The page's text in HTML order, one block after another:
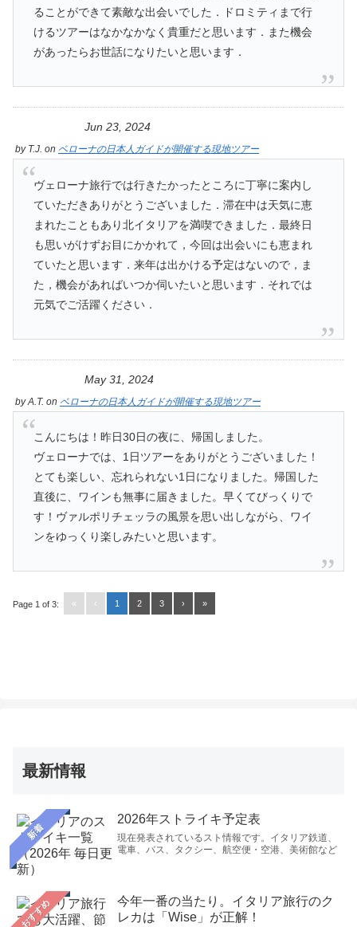
ることができて素敵な出会いでした．ドロミティまで行
けるツアーはなかなかなく貴重だと思います．また機会
があったらお世話になりたいと思います．
Jun 23, 2024
by T.J. on ベローナの日本人ガイドが開催する現地ツアー
ヴェローナ旅行では行きたかったところに丁寧に案内し
ていただきありがとうございました．滞在中は天気に恵
まれたこともあり北イタリアを満喫できました．最終日
も思いがけずお目にかかれて，今回は出会いにも恵まれ
ていたと思います．来年は出かける予定はないので，ま
た，機会があればいつか伺いたいと思います．それでは
元気でご活躍ください．
May 31, 2024
byA.T. on ベローナの日本人ガイドが開催する現地ツアー
こんにちは！昨日30日の夜に、帰国しました。
ヴェローナでは、1日ツアーをありがとうございました！
とても楽しい、忘れられない1日になりました。帰国した
直後に、ワインも無事に届きました。早くてびっくりで
す！ヴァルポリチェッラの風景を思い出しながら、ワイ
ンをゆっくり楽しみたいと思います。
Page 1 of 3: « ‹ 1 2 3 › »
最新情報
新着
2026年ストライキ予定表
現在発表されているスト情報です。イタリア鉄道、
電車、バス、タクシー、航空便・空港、美術館など
おすすめ
今年一番の当たり。イタリア旅行のク
レカは「Wise」が正解！